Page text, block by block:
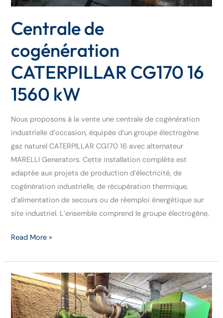
Centrale de
cogénération
CATERPILLAR CG170 16
1560 kW
Nous proposons à la vente une centrale de cogénération
industrielle d’occasion, équipée d’un groupe électrogène
gaz naturel CATERPILLAR CG170 16 avec alternateur
MARELLI Generators. Cette installation complète est
adaptée aux projets de production d’électricité, de
cogénération industrielle, de récupération thermique,
d’alimentation de secours ou de réemploi énergétique sur
site industriel. L’ensemble comprend le groupe électrogène,
Read More »
Groupe
électrogène
industriel